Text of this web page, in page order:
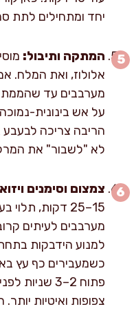
יחד ומתחילים לתת
המתקה ותיבול:
אלולוז, ואת המלח.
מערבבים עד
הריבה צריכה לבעבע
לא "לשבור" את
צמצום וסימנים
15–25 דקות,
למנוע הידבקות
כשמעבירים כף עץ
פתוח 2–3
צפופות ואיטיות